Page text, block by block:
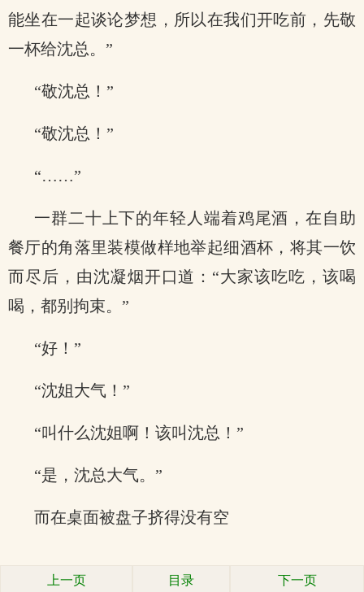
能坐在一起谈论梦想，所以在我们开吃前，先敬
一杯给沈总。”
“敬沈总！”
“敬沈总！”
“……”
一群二十上下的年轻人端着鸡尾酒，在自助
餐厅的角落里装模做样地举起细酒杯，将其一饮
而尽后，由沈凝烟开口道：“大家该吃吃，该喝
喝，都别拘束。”
“好！”
“沈姐大气！”
“叫什么沈姐啊！该叫沈总！”
“是，沈总大气。”
而在桌面被盘子挤得没有空
上一页 目录 下一页